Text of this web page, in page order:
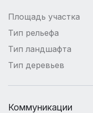
Площадь участка
Тип рельефа
Тип ландшафта
Тип деревьев
Коммуникации